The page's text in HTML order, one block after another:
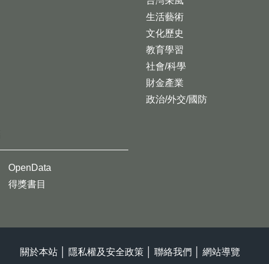
生活藝術
文化歷史
教育學習
社會/科學
財金產業
政治/外交/國防
OpenData
得獎書目
關於本站 隱私權及安全政策 聯絡我們 網站導覽